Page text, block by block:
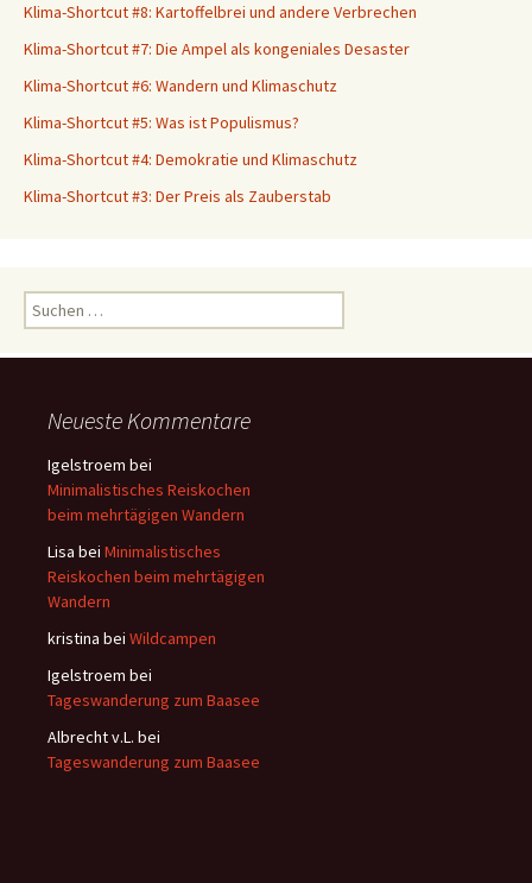
Klima-Shortcut #8: Kartoffelbrei und andere Verbrechen
Klima-Shortcut #7: Die Ampel als kongeniales Desaster
Klima-Shortcut #6: Wandern und Klimaschutz
Klima-Shortcut #5: Was ist Populismus?
Klima-Shortcut #4: Demokratie und Klimaschutz
Klima-Shortcut #3: Der Preis als Zauberstab
u
c
Neueste Kommentare
Igelstroem bei
Minimalistisches Reiskochen
beim mehrtägigen Wandern
Lisa bei Minimalistisches
Reiskochen beim mehrtägigen
Wandern
kristina bei Wildcampen
Igelstroem bei
Tageswanderung zum Baasee
Albrecht v.L. bei
Tageswanderung zum Baasee